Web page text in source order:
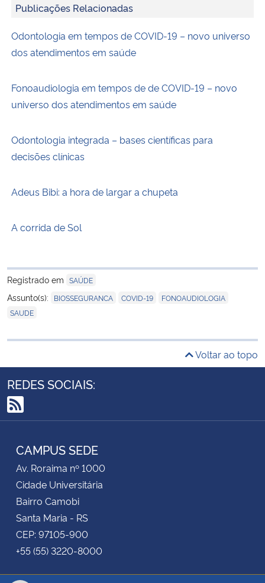
Publicações Relacionadas
Odontologia em tempos de COVID-19 – novo universo
dos atendimentos em saúde
Fonoaudiologia em tempos de de COVID-19 – novo
universo dos atendimentos em saúde
Odontologia integrada – bases científicas para
decisões clínicas
Adeus Bibi: a hora de largar a chupeta
A corrida de Sol
Registrado em SAÚDE
Assunto(s): BIOSSEGURANCA COVID-19 FONOAUDIOLOGIA
SAUDE
Voltar ao topo
REDES SOCIAIS:
RSS
CAMPUS SEDE
Av. Roraima nº 1000
Cidade Universitária
Bairro Camobi
Santa Maria - RS
CEP: 97105-900
+55 (55) 3220-8000